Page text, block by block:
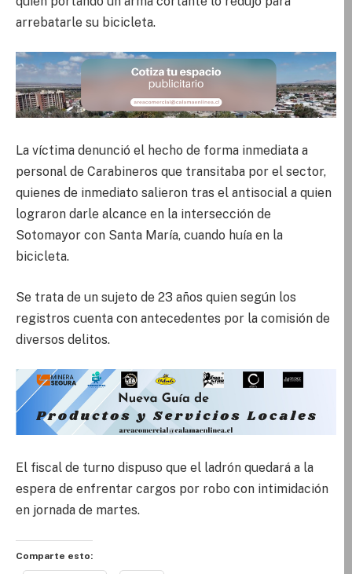
arrebatarle su bicicleta.
La víctima denunció el hecho de forma inmediata a
personal de Carabineros que transitaba por el sector,
quienes de inmediato salieron tras el antisocial a quien
lograron darle alcance en la intersección de
Sotomayor con Santa María, cuando huía en la
bicicleta.
Se trata de un sujeto de 23 años quien según los
registros cuenta con antecedentes por la comisión de
diversos delitos.
El fiscal de turno dispuso que el ladrón quedará a la
espera de enfrentar cargos por robo con intimidación
en jornada de martes.
Comparte esto: